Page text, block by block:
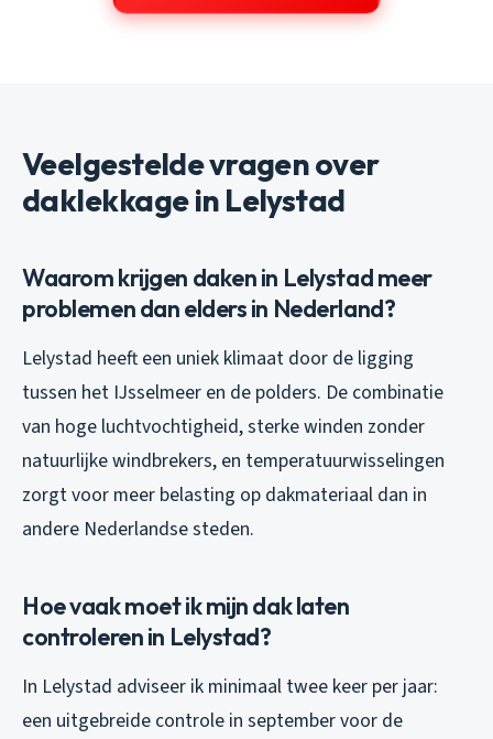
Veelgestelde vragen over
daklekkage in Lelystad
Waarom krijgen daken in Lelystad meer
problemen dan elders in Nederland?
Lelystad heeft een uniek klimaat door de ligging
tussen het IJsselmeer en de polders. De combinatie
van hoge luchtvochtigheid, sterke winden zonder
natuurlijke windbrekers, en temperatuurwisselingen
zorgt voor meer belasting op dakmateriaal dan in
andere Nederlandse steden.
Hoe vaak moet ik mijn dak laten
controleren in Lelystad?
In Lelystad adviseer ik minimaal twee keer per jaar:
een uitgebreide controle in september voor de